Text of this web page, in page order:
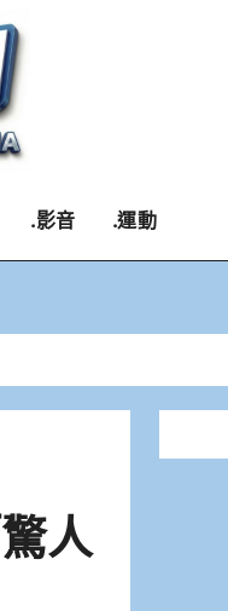
.影音 .運動
人